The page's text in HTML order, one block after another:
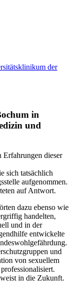
der
in
und
Erfahrungen dieser
sich tatsächlich
aufgenommen.
auf Antwort.
dazu ebenso wie
handelten,
und in der
entwickelte
und
von sexuellem
in die Zukunft.